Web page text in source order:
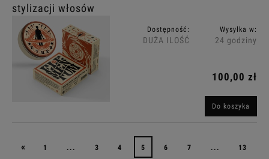
stylizacji włosów
Dostępność:
DUŻA ILOŚĆ
Wysyłka w:
24 godziny
100,00 zł
Do koszyka
« 1 ... 3 4 5 6 7 ... 13